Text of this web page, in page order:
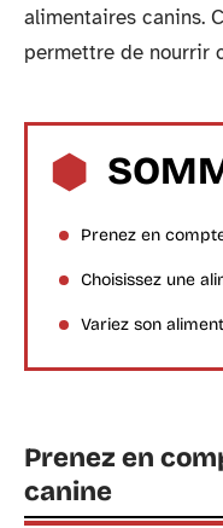
alimentaires canins.
permettre de nourrir
Prenez en
Choisissez une
Variez son
Prenez en
canine